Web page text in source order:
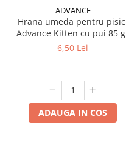
ADVANCE
Hrana umeda pentru
Advance Kitten cu pui 85
6,50 Lei
ADAUGA IN COS